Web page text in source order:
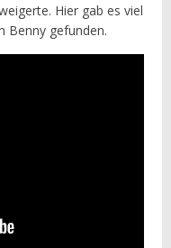
Hier gab es viel
Benny gefunden.